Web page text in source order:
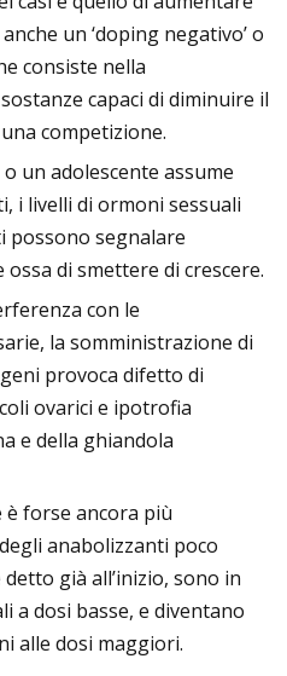
un ‘doping negativo’ o
consiste nella
capaci di diminuire il
competizione.
un adolescente assume
i livelli di ormoni sessuali
possono segnalare
di smettere di crescere.
con le
la somministrazione di
provoca difetto di
ovarici e ipotrofia
e della ghiandola
è forse ancora più
anabolizzanti poco
già all’inizio, sono in
a dosi basse, e diventano
alle dosi maggiori.